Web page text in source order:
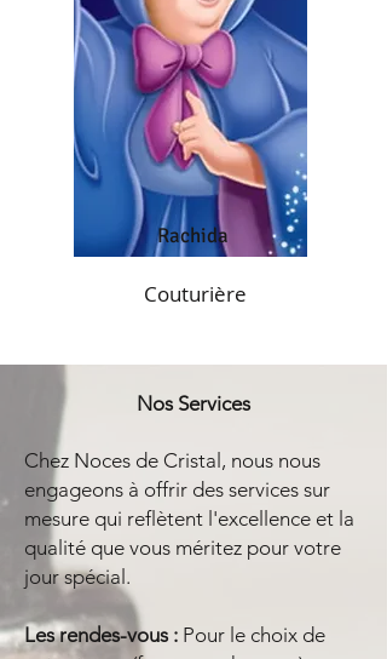
Rachida
Couturière
Nos Services
Chez Noces de Cristal, nous nous
engageons à offrir des services sur
mesure qui reflètent l'excellence et la
qualité que vous méritez pour votre
jour spécial.
Les rendes-vous : Pour le choix de